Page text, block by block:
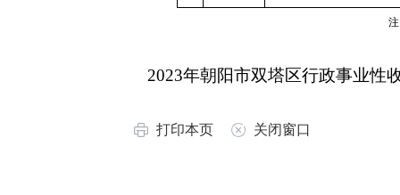
2023年朝阳市双塔区行政事业性
打印本页 关闭窗口